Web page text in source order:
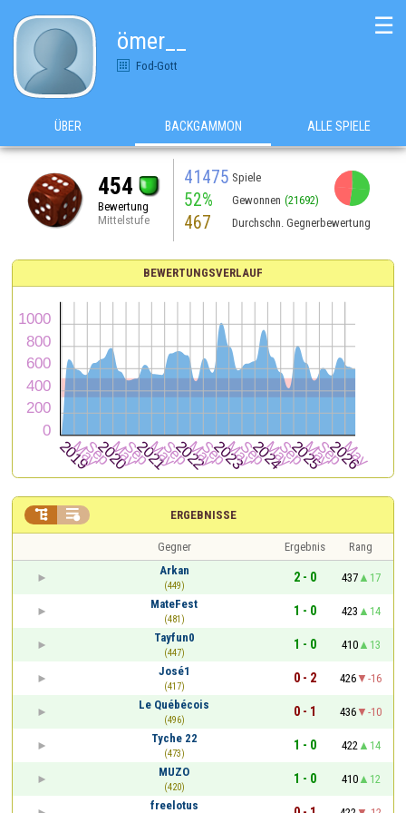
ömer__
Fod-Gott
☰
ÜBER BACKGAMMON ALLE SPIELE
454
Bewertung
Mittelstufe
41475 Spiele
52% Gewonnen (21692)
467 Durchschn. Gegnerbewertung
BEWERTUNGSVERLAUF
ERGEBNISSE
 
Gegner Ergebnis
Rang
Arkan
(449)
2 - 0 437
17
MateFest
(481)
1 - 0 423
14
Tayfun0
(447)
1 - 0 410
13
José1
(417)
0 - 2 426
-16
Le Québécois
(496)
0 - 1 436
-10
Tyche 22
(473)
1 - 0 422
14
MUZO
(420)
1 - 0 410
12
freelotus